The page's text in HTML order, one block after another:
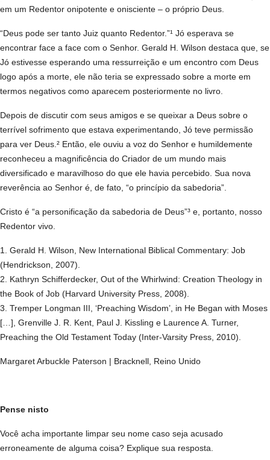
em um Redentor onipotente e onisciente – o próprio Deus.
“Deus pode ser tanto Juiz quanto Redentor.”¹ Jó esperava se
encontrar face a face com o Senhor. Gerald H. Wilson destaca que, se
Jó estivesse esperando uma ressurreição e um encontro com Deus
logo após a morte, ele não teria se expressado sobre a morte em
termos negativos como aparecem posteriormente no livro.
Depois de discutir com seus amigos e se queixar a Deus sobre o
terrível sofrimento que estava experimentando, Jó teve permissão
para ver Deus.² Então, ele ouviu a voz do Senhor e humildemente
reconheceu a magnificência do Criador de um mundo mais
diversificado e maravilhoso do que ele havia percebido. Sua nova
reverência ao Senhor é, de fato, “o princípio da sabedoria”.
Cristo é “a personificação da sabedoria de Deus”³ e, portanto, nosso
Redentor vivo.
1. Gerald H. Wilson, New International Biblical Commentary: Job
(Hendrickson, 2007).
2. Kathryn Schifferdecker, Out of the Whirlwind: Creation Theology in
the Book of Job (Harvard University Press, 2008).
3. Tremper Longman III, ‘Preaching Wisdom’, in He Began with Moses
[…], Grenville J. R. Kent, Paul J. Kissling e Laurence A. Turner,
Preaching the Old Testament Today (Inter-Varsity Press, 2010).
Margaret Arbuckle Paterson | Bracknell, Reino Unido
Pense nisto
Você acha importante limpar seu nome caso seja acusado
erroneamente de alguma coisa? Explique sua resposta.